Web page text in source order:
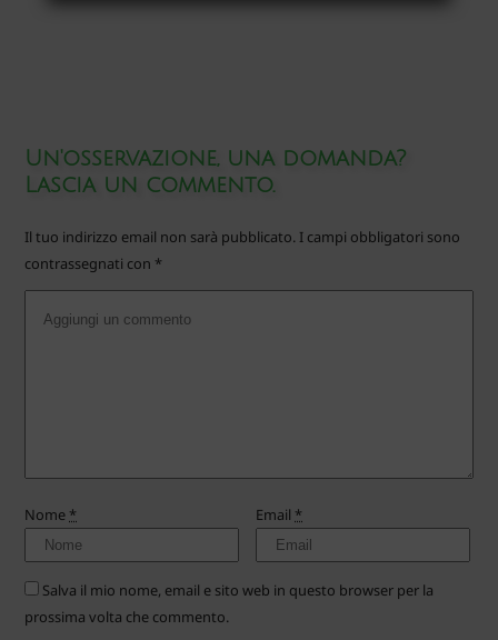
Un'osservazione, una domanda?
Lascia un commento.
Il tuo indirizzo email non sarà pubblicato. I campi obbligatori sono
contrassegnati con *
Nome * Email *
Salva il mio nome, email e sito web in questo browser per la
prossima volta che commento.